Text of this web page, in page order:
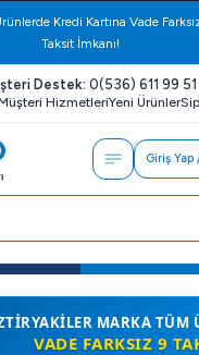
Kredi Kartına Vade
Taksit İmkanı!
Destek: 0(536) 611 99 51
HizmetleriYeni Ürünler
Giriş Yap
MARKA TÜM
VADE FARKSIZ 9